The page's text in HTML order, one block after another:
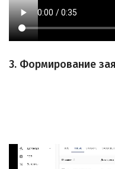
3. Формирование